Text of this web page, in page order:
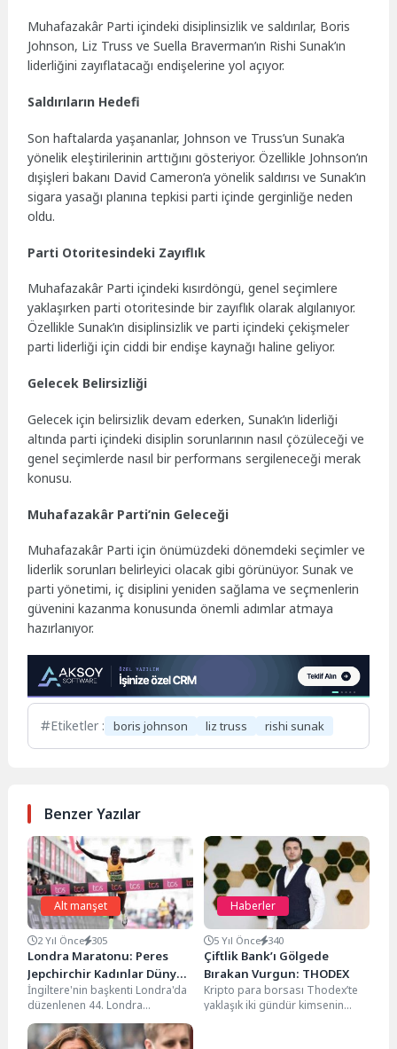
Muhafazakâr Parti içindeki disiplinsizlik ve saldırılar, Boris
Johnson, Liz Truss ve Suella Braverman’ın Rishi Sunak’ın
liderliğini zayıflatacağı endişelerine yol açıyor.
Saldırıların Hedefi
Son haftalarda yaşananlar, Johnson ve Truss’un Sunak’a
yönelik eleştirilerinin arttığını gösteriyor. Özellikle Johnson’ın
dışişleri bakanı David Cameron’a yönelik saldırısı ve Sunak’ın
sigara yasağı planına tepkisi parti içinde gerginliğe neden
oldu.
Parti Otoritesindeki Zayıflık
Muhafazakâr Parti içindeki kısırdöngü, genel seçimlere
yaklaşırken parti otoritesinde bir zayıflık olarak algılanıyor.
Özellikle Sunak’ın disiplinsizlik ve parti içindeki çekişmeler
parti liderliği için ciddi bir endişe kaynağı haline geliyor.
Gelecek Belirsizliği
Gelecek için belirsizlik devam ederken, Sunak’ın liderliği
altında parti içindeki disiplin sorunlarının nasıl çözüleceği ve
genel seçimlerde nasıl bir performans sergileneceği merak
konusu.
Muhafazakâr Parti’nin Geleceği
Muhafazakâr Parti için önümüzdeki dönemdeki seçimler ve
liderlik sorunları belirleyici olacak gibi görünüyor. Sunak ve
parti yönetimi, iç disiplini yeniden sağlama ve seçmenlerin
güvenini kazanma konusunda önemli adımlar atmaya
hazırlanıyor.
Etiketler : boris johnson liz truss rishi sunak
Benzer Yazılar
Alt manşet
2 Yıl Önce 305
Londra Maratonu: Peres
Jepchirchir Kadınlar Dünya
Rekorunu Kırdı
İngiltere'nin başkenti Londra'da
düzenlenen 44. Londra
Maratonu'nda Kenyalı atlet
Peres Jepchirchir, kadınlar
Haberler
5 Yıl Önce 340
Çiftlik Bank’ı Gölgede
Bırakan Vurgun: THODEX
Kripto para borsası Thodex’te
yaklaşık iki gündür kimsenin